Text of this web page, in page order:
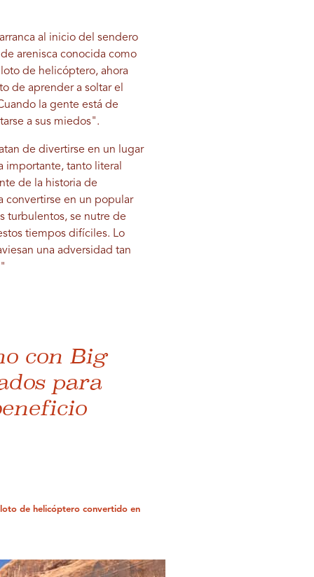
al inicio del sendero
arenisca conocida como
de helicóptero, ahora
de aprender a soltar el
la gente está de
a sus miedos".
de divertirse en un lugar
importante, tanto literal
de la historia de
convertirse en un popular
turbulentos, se nutre de
tiempos difíciles. Lo
una adversidad tan
con Big
​​para
de helicóptero convertido en